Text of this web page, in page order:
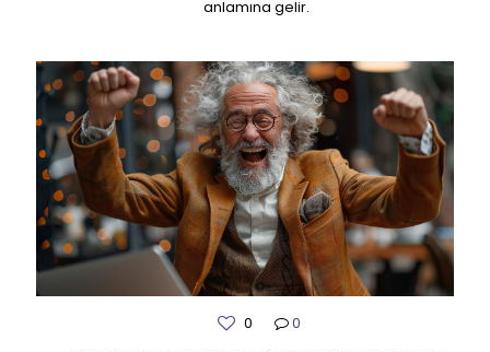
anlamına gelir.
0
0